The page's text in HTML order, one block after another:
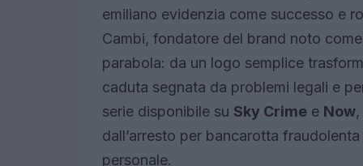
emiliano evidenzia come successo e
Cambi, fondatore del brand noto come
parabola: da un logo semplice
caduta segnata da problemi legali e
serie disponibile su Sky Crime e Now
dall’arresto per bancarotta
personale.